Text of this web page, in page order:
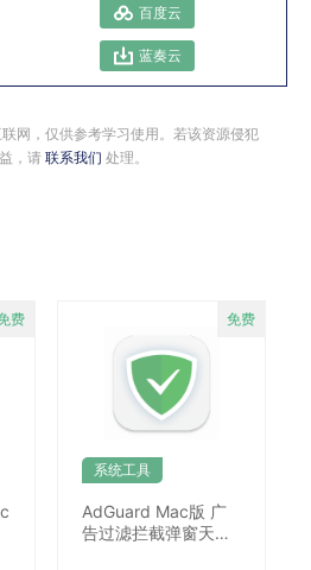
百度云
蓝奏云
网，仅供参考学习使用。若该资源侵犯
，请 联系我们 处理。
系统工具
AdGuard Mac版 广
告过滤拦截弹窗天花